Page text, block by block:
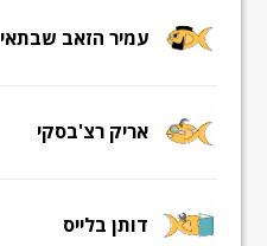
עמיר הזאב שבתאי
אריק רצ'בסקי
דותן בלייס